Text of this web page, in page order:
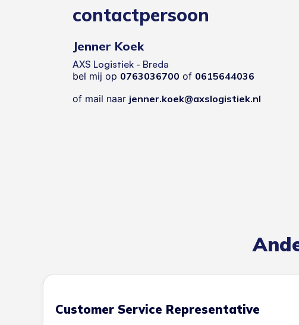
contactpersoon
Jenner Koek
AXS Logistiek - Breda
bel mij op 0763036700 of 0615644036
of mail naar jenner.koek@axslogistiek.nl
Customer Service Representative